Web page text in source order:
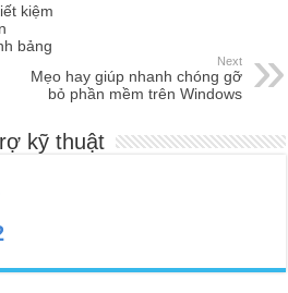
kiệm
bảng
Next
Mẹo hay giúp nhanh chóng gỡ
bỏ phần mềm trên Windows
kỹ thuật